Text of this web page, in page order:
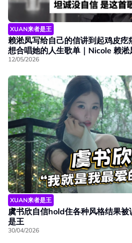
XUAN来者是王
赖淞凤写给自己的信讲到起鸡皮
想合唱她的人生歌单｜Nicole 赖淞
12/05/2026
XUAN来者是王
虞书欣自信hold住各种风格结果
是王
30/04/2026